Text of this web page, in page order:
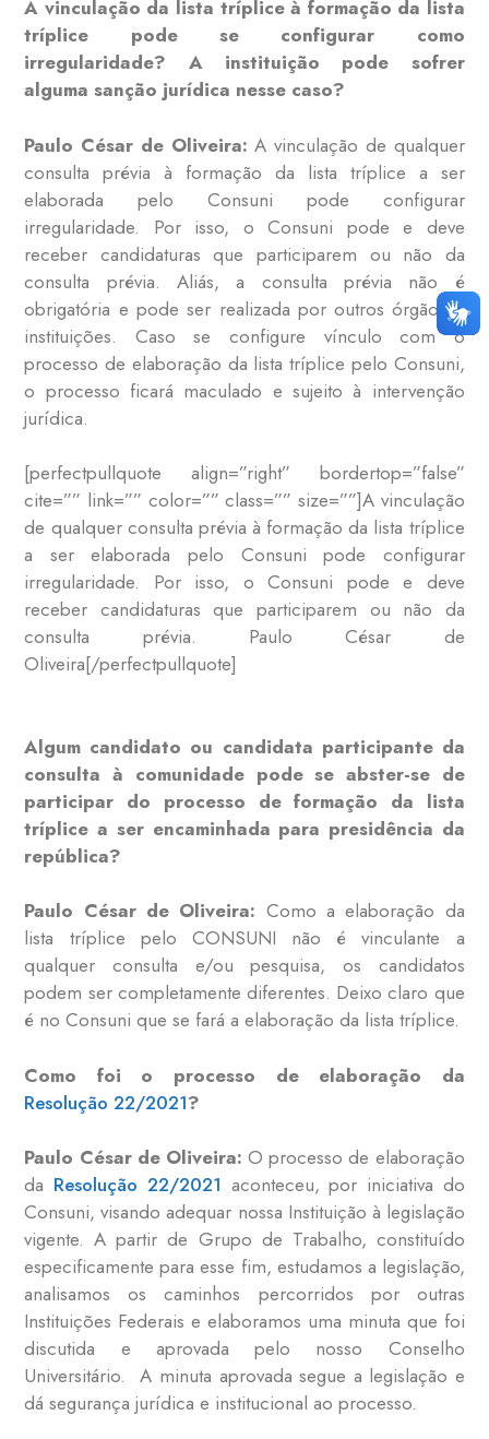
A vinculação da lista tríplice à formação da lista
tríplice pode se configurar como
irregularidade? A instituição pode sofrer
alguma sanção jurídica nesse caso?
Paulo César de Oliveira: A vinculação de qualquer
consulta prévia à formação da lista tríplice a ser
elaborada pelo Consuni pode configurar
irregularidade. Por isso, o Consuni pode e deve
receber candidaturas que participarem ou não da
consulta prévia. Aliás, a consulta prévia não é
obrigatória e pode ser realizada por outros órgãos e
instituições. Caso se configure vínculo com o
processo de elaboração da lista tríplice pelo Consuni,
o processo ficará maculado e sujeito à intervenção
jurídica.
[perfectpullquote align=”right” bordertop=”false”
cite=”” link=”” color=”” class=”” size=””]A vinculação
de qualquer consulta prévia à formação da lista tríplice
a ser elaborada pelo Consuni pode configurar
irregularidade. Por isso, o Consuni pode e deve
receber candidaturas que participarem ou não da
consulta prévia. Paulo César de
Oliveira[/perfectpullquote]
Algum candidato ou candidata participante da
consulta à comunidade pode se abster-se de
participar do processo de formação da lista
tríplice a ser encaminhada para presidência da
república?
Paulo César de Oliveira: Como a elaboração da
lista tríplice pelo CONSUNI não é vinculante a
qualquer consulta e/ou pesquisa, os candidatos
podem ser completamente diferentes. Deixo claro que
é no Consuni que se fará a elaboração da lista tríplice.
Como foi o processo de elaboração da
Resolução 22/2021?
Paulo César de Oliveira: O processo de elaboração
da Resolução 22/2021 aconteceu, por iniciativa do
Consuni, visando adequar nossa Instituição à legislação
vigente. A partir de Grupo de Trabalho, constituído
especificamente para esse fim, estudamos a legislação,
analisamos os caminhos percorridos por outras
Instituições Federais e elaboramos uma minuta que foi
discutida e aprovada pelo nosso Conselho
Universitário. A minuta aprovada segue a legislação e
dá segurança jurídica e institucional ao processo.